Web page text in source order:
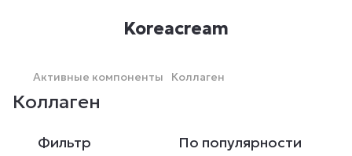
Koreacream
Активные компоненты Коллаген
Коллаген
Фильтр По популярности